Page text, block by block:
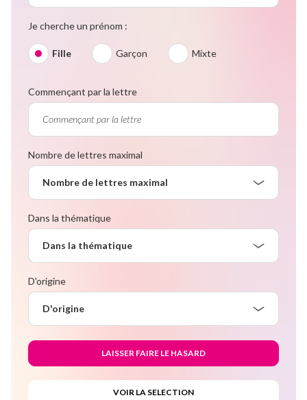
Je cherche un prénom :
Fille Garçon Mixte
Commençant par la lettre
Nombre de lettres maximal
Nombre de lettres maximal
Dans la thématique
Dans la thématique
D'origine
D'origine